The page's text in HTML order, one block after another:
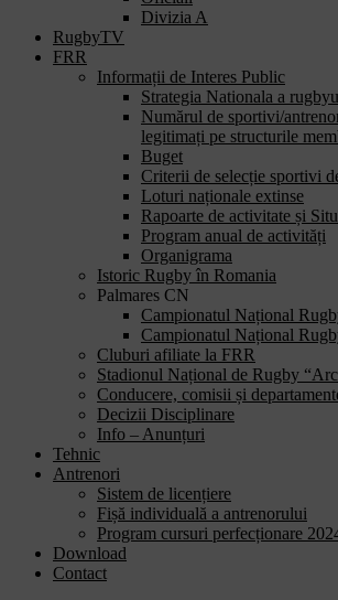
Divizia A
RugbyTV
FRR
Informații de Interes Public
Strategia Nationala a
Numărul de sportivi/
legitimați pe structurile
Buget
Criterii de selecție sportivi
Loturi naționale extinse
Rapoarte de activitate și
Program anual de activități
Organigrama
Istoric Rugby în Romania
Palmares CN
Campionatul Național
Campionatul Național
Cluburi afiliate la FRR
Stadionul Național de Rugby
Conducere, comisii și
Decizii Disciplinare
Info – Anunțuri
Tehnic
Antrenori
Sistem de licențiere
Fișă individuală a antrenorului
Program cursuri perfecționare
Download
Contact